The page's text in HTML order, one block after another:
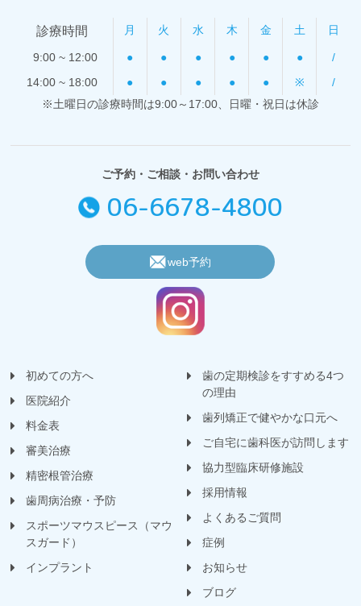
診療時間 月 火 水 木 金 土 日
9:00 ~ 12:00 ● ● ● ● ● ●
/
14:00 ~ 18:00
● ● ● ● ● ※
/
※土曜日の診療時間は9:00～17:00、日曜・祝日は休診
ご予約・ご相談・お問い合わせ
06-6678-4800
web予約
初めての方へ
医院紹介
料金表
審美治療
精密根管治療
歯周病治療・予防
スポーツマウスピース（マウ
スガード）
インプラント
歯の定期検診をすすめる4つ
の理由
歯列矯正で健やかな口元へ
ご自宅に歯科医が訪問します
協力型臨床研修施設
採用情報
よくあるご質問
症例
お知らせ
ブログ